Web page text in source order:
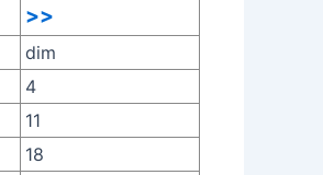
>>
dim
4
11
18